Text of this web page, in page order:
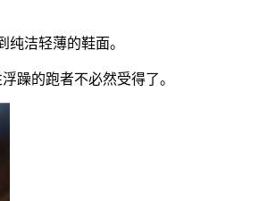
洁轻薄的鞋面。
躁的跑者不必然受得了。